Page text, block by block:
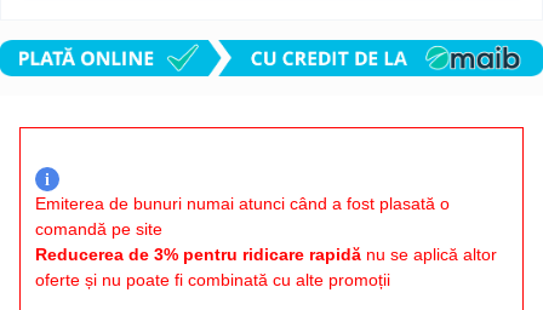
i
Emiterea de bunuri numai atunci când a fost plasată o
comandă pe site
Reducerea de 3% pentru ridicare rapidă nu se aplică altor
oferte și nu poate fi combinată cu alte promoții